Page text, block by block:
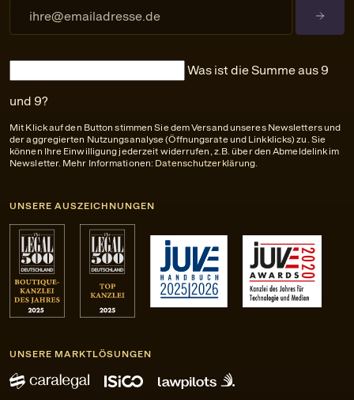
Was ist die Summe aus 9
und 9?
Mit Klick auf den Button stimmen Sie dem Versand unseres Newsletters und
der aggregierten Nutzungsanalyse (Öffnungsrate und Linkklicks) zu. Sie
können Ihre Einwilligung jederzeit widerrufen, z.B. über den Abmeldelink im
Newsletter. Mehr Informationen: Datenschutzerklärung.
UNSERE AUSZEICHNUNGEN
UNSERE MARKTLÖSUNGEN